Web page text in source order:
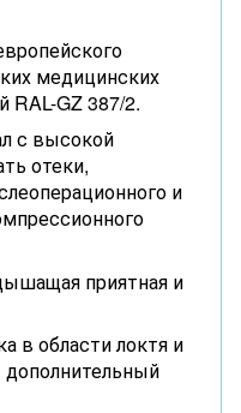
медицинских
RAL-GZ 387/2.
с высокой
отеки,
и
приятная и
в области локтя и
дополнительный